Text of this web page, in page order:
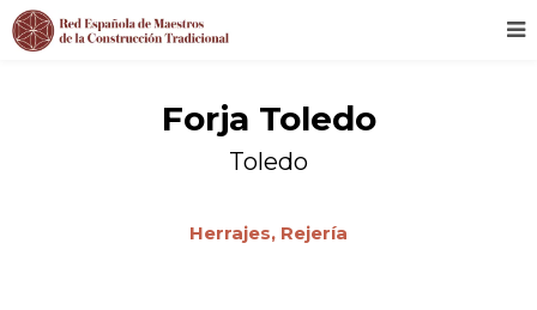
Forja Toledo
Toledo
Herrajes, Rejería